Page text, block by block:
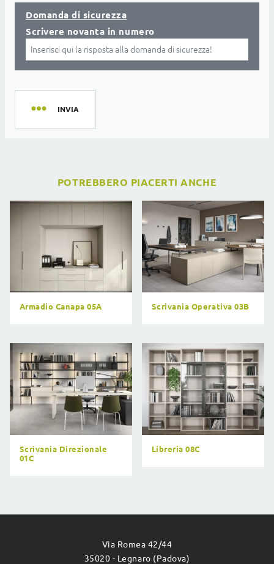
Domanda di sicurezza
Scrivere novanta in numero
INVIA
POTREBBERO PIACERTI ANCHE
Armadio Canapa 05A Scrivania Operativa 03B
Scrivania Direzionale
01C
Libreria 08C
Via Romea 42/44
35020 - Legnaro (Padova)